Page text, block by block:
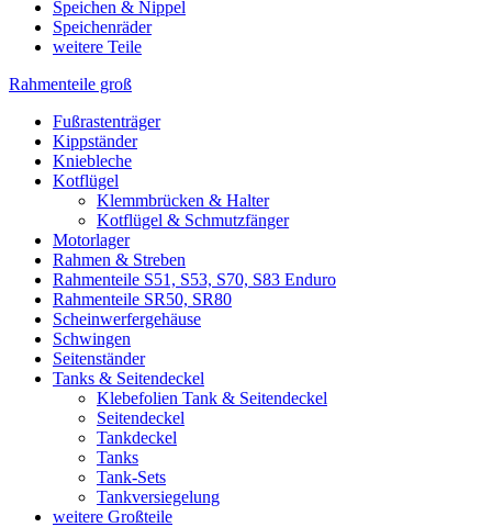
Speichen & Nippel
Speichenräder
weitere Teile
Rahmenteile groß
Fußrastenträger
Kippständer
Kniebleche
Kotflügel
Klemmbrücken & Halter
Kotflügel & Schmutzfänger
Motorlager
Rahmen & Streben
Rahmenteile S51, S53, S70, S83 Enduro
Rahmenteile SR50, SR80
Scheinwerfergehäuse
Schwingen
Seitenständer
Tanks & Seitendeckel
Klebefolien Tank & Seitendeckel
Seitendeckel
Tankdeckel
Tanks
Tank-Sets
Tankversiegelung
weitere Großteile